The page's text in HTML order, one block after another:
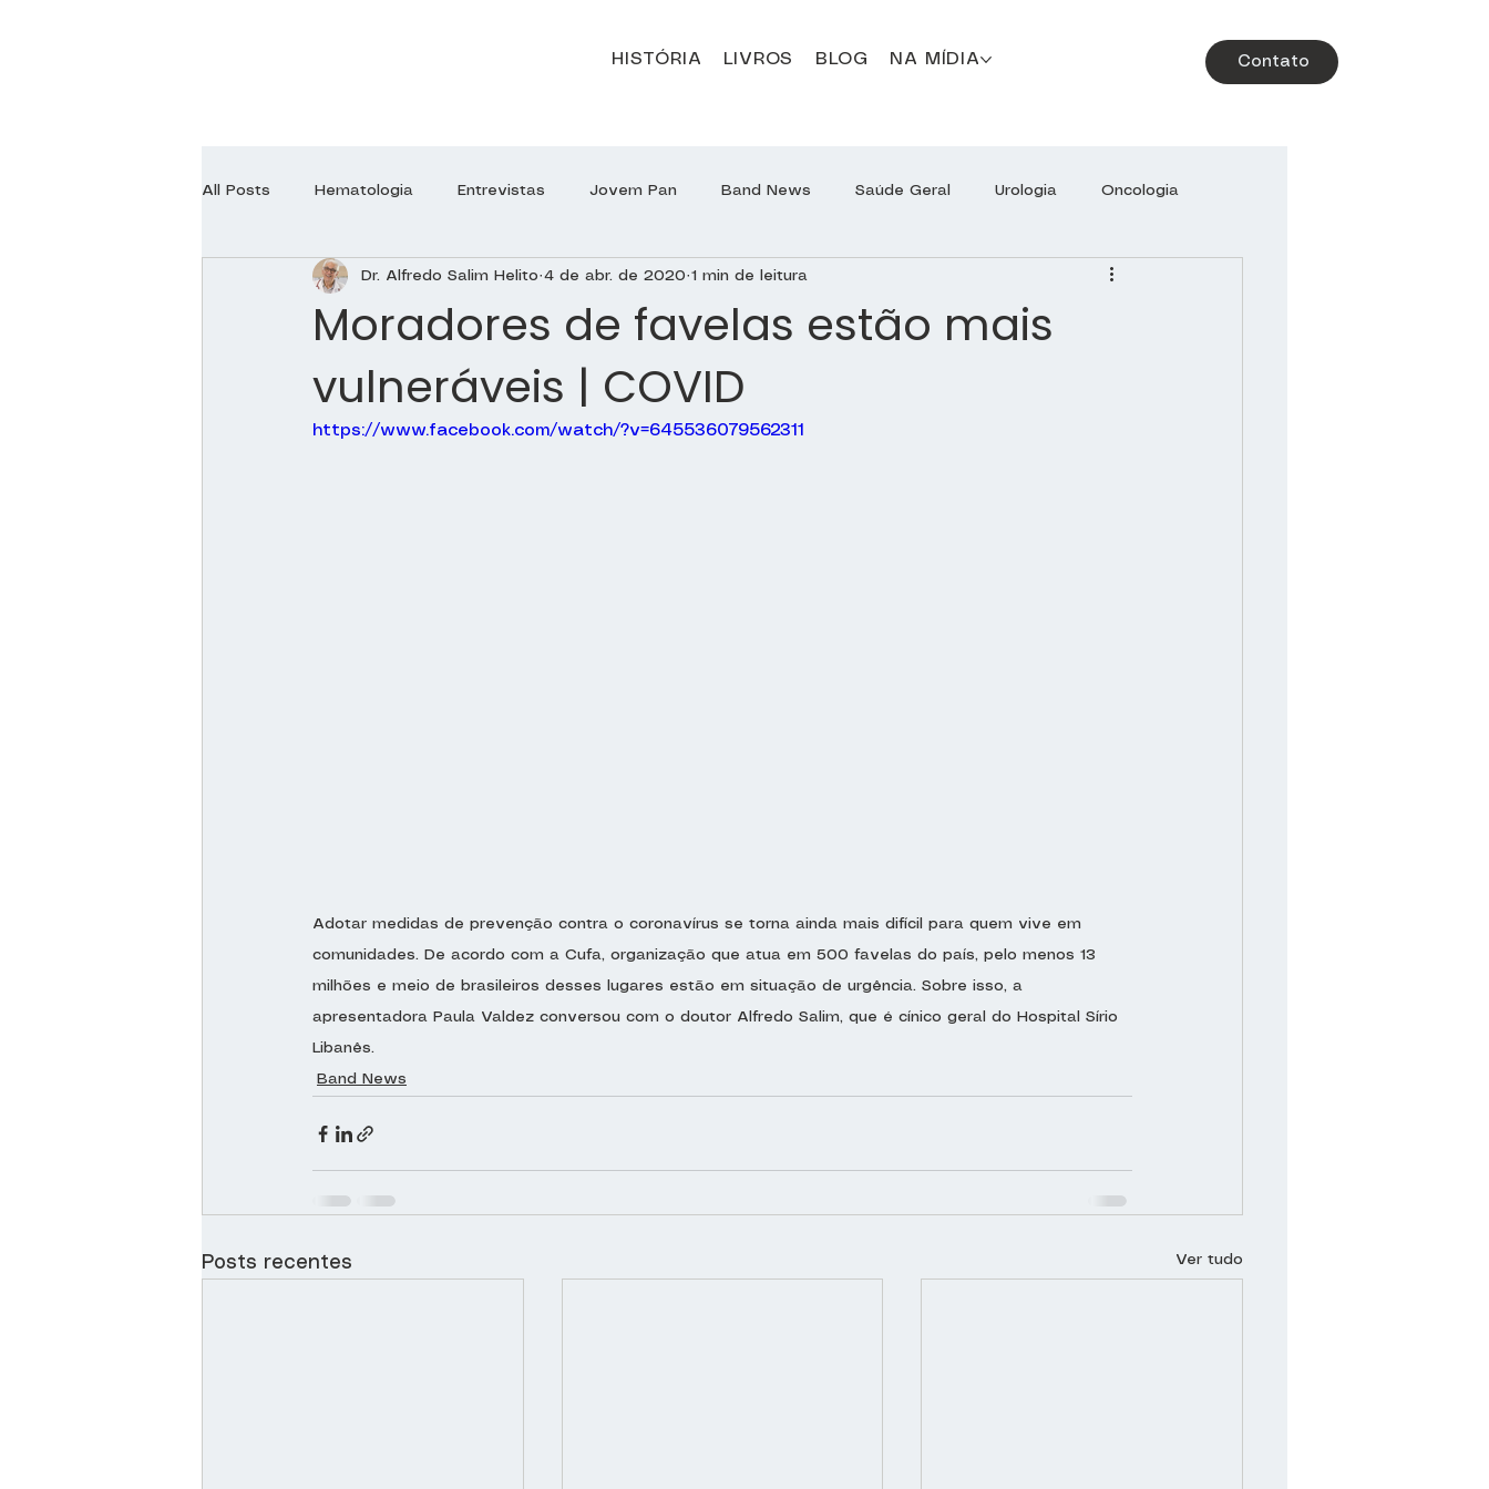
HISTÓRIA LIVROS BLOG NA MÍDIA Contato
All Posts Hematologia Entrevistas Jovem Pan Band News Saúde Geral Urologia Oncologia
Endocrinologia Neurologia Programa Jô Soares Sírio-Libanês Responde Brazil Health
Otorrinolaringologia
Moradores de favelas estão mais
vulneráveis | COVID
Dr. Alfredo Salim Helito 4 de abr. de 2020 1 min de leitura
https://www.facebook.com/watch/?v=645536079562311
Adotar medidas de prevenção contra o coronavírus se torna ainda mais difícil para quem vive em
comunidades. De acordo com a Cufa, organização que atua em 500 favelas do país, pelo menos 13
milhões e meio de brasileiros desses lugares estão em situação de urgência. Sobre isso, a
apresentadora Paula Valdez conversou com o doutor Alfredo Salim, que é cínico geral do Hospital Sírio
Libanês.
Band News
Posts recentes Ver tudo